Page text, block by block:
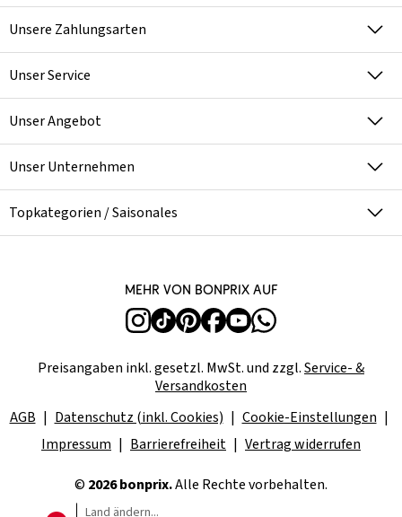
Unsere Zahlungsarten
Unser Service
Unser Angebot
Unser Unternehmen
Topkategorien / Saisonales
Mehr von bonprix auf
Preisangaben inkl. gesetzl. MwSt. und zzgl.Service- &
Versandkosten
AGB
Datenschutz (inkl. Cookies)
Cookie-Einstellungen
Impressum
Barrierefreiheit Vertrag widerrufen
© 2026 bonprix.Alle Rechte vorbehalten.
Land ändern...